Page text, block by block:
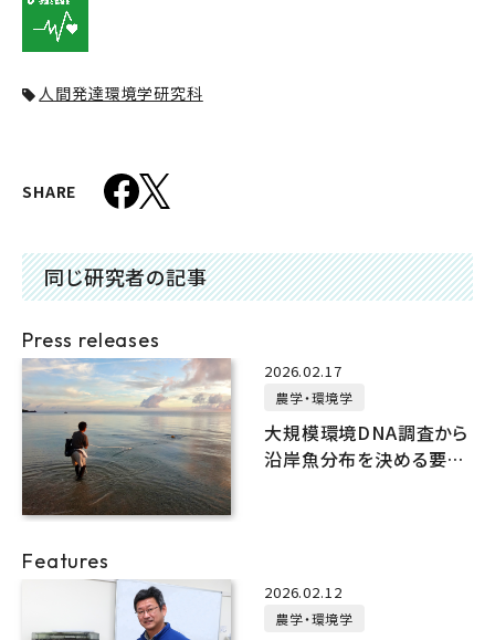
人間発達環境学研究科
SHARE
同じ研究者の記事
Press releases
2026.02.17
農学・環境学
大規模環境DNA調査から
沿岸魚分布を決める要因
Features
2026.02.12
農学・環境学